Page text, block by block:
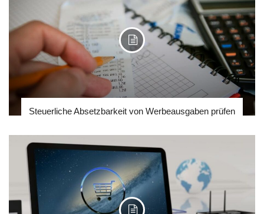
Steuerliche Absetzbarkeit von Werbeausgaben prüfen